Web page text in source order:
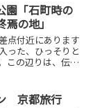
「石町時の
の地」
点付近にあります
った、ひっそりと
この辺りは、伝馬
田松陰が最後に収
京都旅行